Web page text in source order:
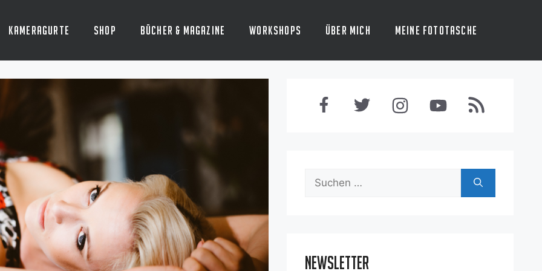
Kameragurte Shop Bücher & Magazine Workshops Über mich Meine Fototasche
Suchen
Newsletter